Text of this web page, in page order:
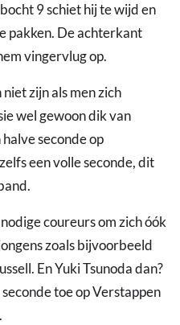
9 schiet hij te wijd en
pakken. De achterkant
vingervlug op.
zijn als men zich
wel gewoon dik van
seconde op
een volle seconde, dit
coureurs om zich óók
zoals bijvoorbeeld
En Yuki Tsunoda dan?
toe op Verstappen